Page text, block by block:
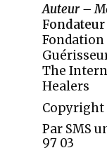
Auteur –
The
Healers
Copyright
Par SMS
97 03